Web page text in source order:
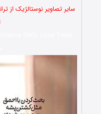
سایر تصاویر نوستالژیک از